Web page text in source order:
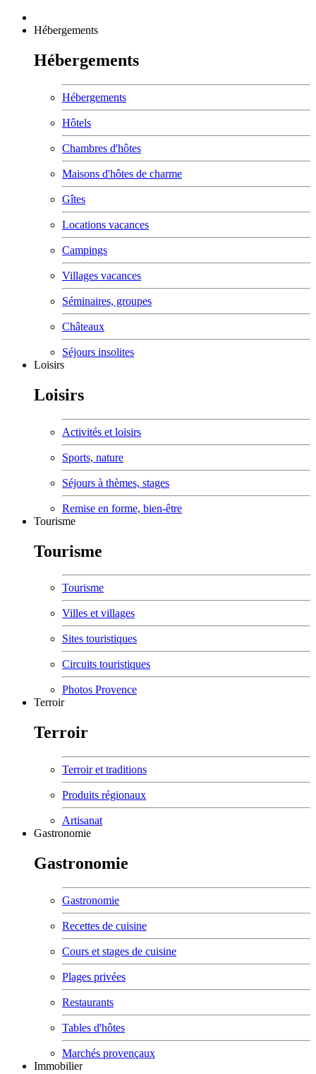
Hébergements
Hébergements
Hébergements
Hôtels
Chambres d'hôtes
Maisons d'hôtes de charme
Gîtes
Locations vacances
Campings
Villages vacances
Séminaires, groupes
Châteaux
Séjours insolites
Loisirs
Loisirs
Activités et loisirs
Sports, nature
Séjours à thèmes, stages
Remise en forme, bien-être
Tourisme
Tourisme
Tourisme
Villes et villages
Sites touristiques
Circuits touristiques
Photos Provence
Terroir
Terroir
Terroir et traditions
Produits régionaux
Artisanat
Gastronomie
Gastronomie
Gastronomie
Recettes de cuisine
Cours et stages de cuisine
Plages privées
Restaurants
Tables d'hôtes
Marchés provençaux
Immobilier